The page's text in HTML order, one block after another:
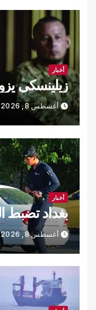
أخبار
زيلينسكي
أغسطس 8, 2026
أخبار
بغداد تضبط
أغسطس 8, 2026